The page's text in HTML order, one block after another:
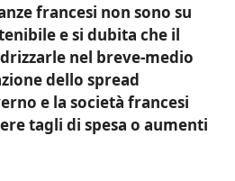
francesi non sono su
e si dubita che il
nel breve-medio
dello spread
e la società francesi
tagli di spesa o aumenti